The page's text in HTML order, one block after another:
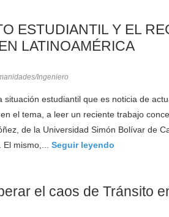
ESTUDIANTIL Y EL
LATINOAMÉRICA
Ingeniero
situación estudiantil que es noticia de
el tema, a leer un reciente trabajo
de la Universidad Simón Bolívar de
El mismo,... Seguir leyendo
el caos de Tránsito